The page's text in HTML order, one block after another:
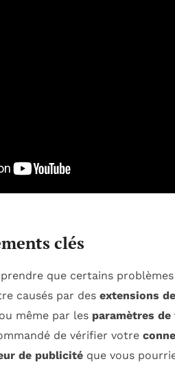
clés
que certains
causés par des extensions
ou même par les paramètres
de vérifier votre
de publicité que vous